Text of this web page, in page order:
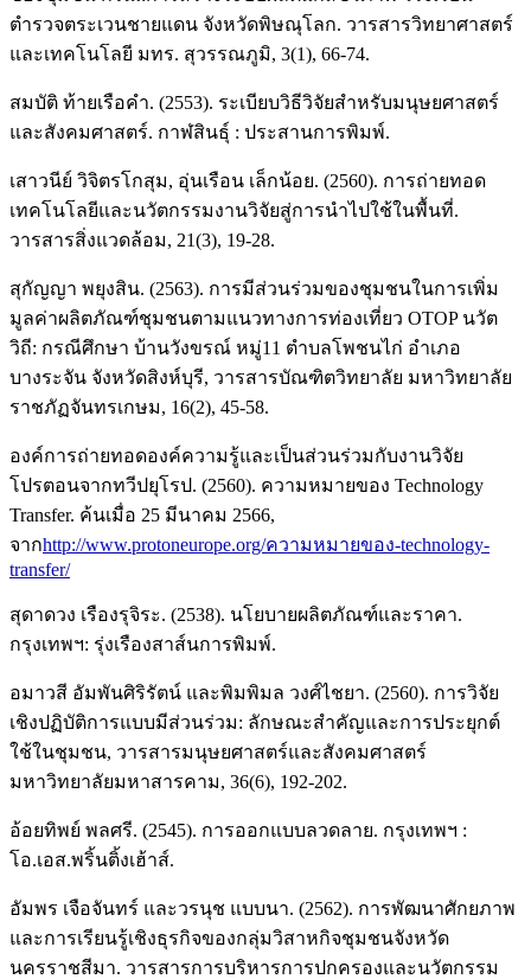
ตำรวจตระเวนชายแดน จังหวัดพิษณุโลก. วารสารวิทยาศาสตร์
และเทคโนโลยี มทร. สุวรรณภูมิ, 3(1), 66-74.
สมบัติ ท้ายเรือคำ. (2553). ระเบียบวิธีวิจัยสำหรับมนุษยศาสตร์
และสังคมศาสตร์. กาฬสินธุ์ : ประสานการพิมพ์.
เสาวนีย์ วิจิตรโกสุม, อุ่นเรือน เล็กน้อย. (2560). การถ่ายทอด
เทคโนโลยีและนวัตกรรมงานวิจัยสู่การนำไปใช้ในพื้นที่.
วารสารสิ่งแวดล้อม, 21(3), 19-28.
สุกัญญา พยุงสิน. (2563). การมีส่วนร่วมของชุมชนในการเพิ่ม
มูลค่าผลิตภัณฑ์ชุมชนตามแนวทางการท่องเที่ยว OTOP นวัต
วิถี: กรณีศึกษา บ้านวังขรณ์ หมู่11 ตำบลโพชนไก่ อำเภอ
บางระจัน จังหวัดสิงห์บุรี, วารสารบัณฑิตวิทยาลัย มหาวิทยาลัย
ราชภัฏจันทรเกษม, 16(2), 45-58.
องค์การถ่ายทอดองค์ความรู้และเป็นส่วนร่วมกับงานวิจัย
โปรตอนจากทวีปยุโรป. (2560). ความหมายของ Technology
Transfer. ค้นเมื่อ 25 มีนาคม 2566,
จากhttp://www.protoneurope.org/ความหมายของ-technology-
transfer/
สุดาดวง เรืองรุจิระ. (2538). นโยบายผลิตภัณฑ์และราคา.
กรุงเทพฯ: รุ่งเรืองสาส์นการพิมพ์.
อมาวสี อัมพันศิริรัตน์ และพิมพิมล วงศ์ไชยา. (2560). การวิจัย
เชิงปฏิบัติการแบบมีส่วนร่วม: ลักษณะสำคัญและการประยุกต์
ใช้ในชุมชน, วารสารมนุษยศาสตร์และสังคมศาสตร์
มหาวิทยาลัยมหาสารคาม, 36(6), 192-202.
อ้อยทิพย์ พลศรี. (2545). การออกแบบลวดลาย. กรุงเทพฯ :
โอ.เอส.พริ้นติ้งเฮ้าส์.
อัมพร เจือจันทร์ และวรนุช แบบนา. (2562). การพัฒนาศักยภาพ
และการเรียนรู้เชิงธุรกิจของกลุ่มวิสาหกิจชุมชนจังหวัด
นครราชสีมา. วารสารการบริหารการปกครองและนวัตกรรม